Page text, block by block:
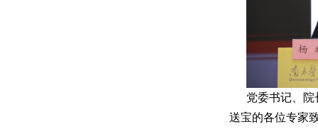
党委书记、
送宝的各位专家